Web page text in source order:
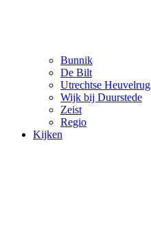
Bunnik
De Bilt
Utrechtse Heuvelrug
Wijk bij Duurstede
Zeist
Regio
Kijken